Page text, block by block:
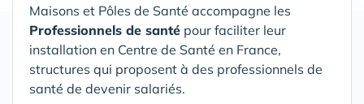
Maisons et Pôles de Santé accompagne les
Professionnels de santé pour faciliter leur
installation en Centre de Santé en France,
structures qui proposent à des professionnels de
santé de devenir salariés.